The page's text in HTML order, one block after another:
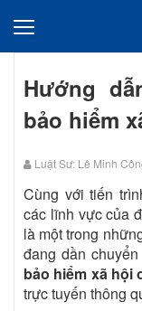
Hướng
bảo hiểm
Luật Sư: Lê Minh
Cùng với tiến
các lĩnh vực của
là một trong
đang dần
bảo hiểm xã hội
trực tuyến thông